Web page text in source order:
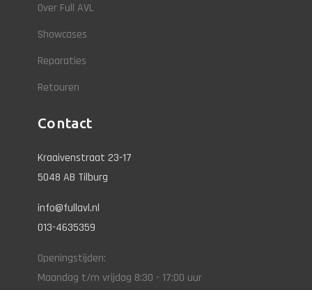
Over Full AVL
Showcases
Reparaties
Retouren
Contact
Kraaivenstraat 23-17
5048 AB Tilburg
info@fullavl.nl
013-4635359
Openingstijden:
Maandag t/m vrijdag 8:30 - 17:00 uur